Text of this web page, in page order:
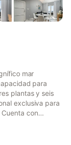
mar
para
plantas y seis
exclusiva para
con
darse un